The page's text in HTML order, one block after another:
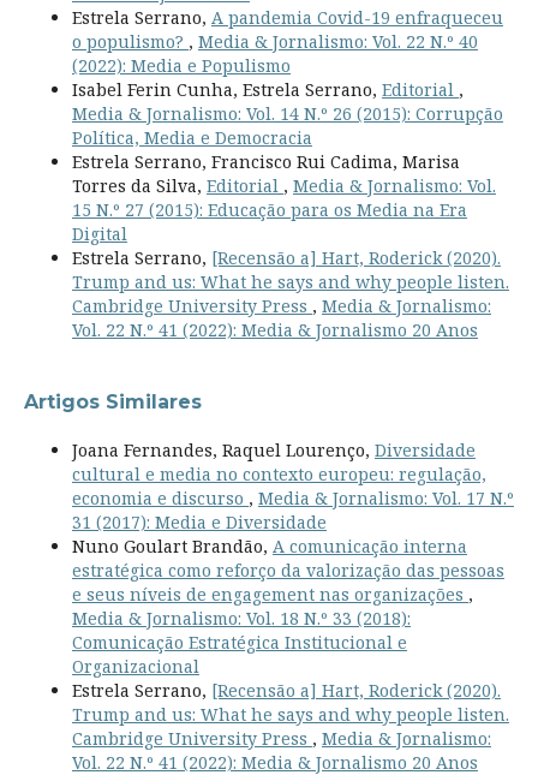
Estrela Serrano, A pandemia Covid-19 enfraqueceu
o populismo? , Media & Jornalismo: Vol. 22 N.º 40
(2022): Media e Populismo
Isabel Ferin Cunha, Estrela Serrano, Editorial ,
Media & Jornalismo: Vol. 14 N.º 26 (2015): Corrupção
Política, Media e Democracia
Estrela Serrano, Francisco Rui Cadima, Marisa
Torres da Silva, Editorial , Media & Jornalismo: Vol.
15 N.º 27 (2015): Educação para os Media na Era
Digital
Estrela Serrano, [Recensão a] Hart, Roderick (2020).
Trump and us: What he says and why people listen.
Cambridge University Press , Media & Jornalismo:
Vol. 22 N.º 41 (2022): Media & Jornalismo 20 Anos
Artigos Similares
Joana Fernandes, Raquel Lourenço, Diversidade
cultural e media no contexto europeu: regulação,
economia e discurso , Media & Jornalismo: Vol. 17 N.º
31 (2017): Media e Diversidade
Nuno Goulart Brandão, A comunicação interna
estratégica como reforço da valorização das pessoas
e seus níveis de engagement nas organizações ,
Media & Jornalismo: Vol. 18 N.º 33 (2018):
Comunicação Estratégica Institucional e
Organizacional
Estrela Serrano, [Recensão a] Hart, Roderick (2020).
Trump and us: What he says and why people listen.
Cambridge University Press , Media & Jornalismo:
Vol. 22 N.º 41 (2022): Media & Jornalismo 20 Anos